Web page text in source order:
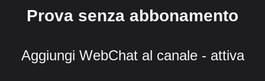
Prova senza abbonamento
Aggiungi WebChat al canale - attiva